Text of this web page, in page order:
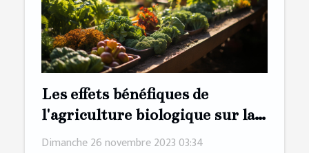
Les effets bénéfiques de
l'agriculture biologique sur la
préservation de la biodiversité
Dimanche 26 novembre 2023 03:34